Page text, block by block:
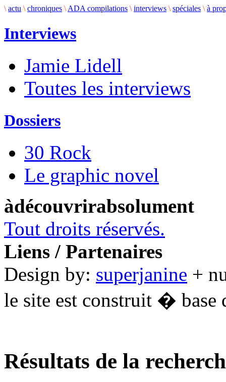
\ actu \ chroniques \ ADA compilations \ interviews \ spéciales \ à
Interviews
Jamie Lidell
Toutes les interviews
Dossiers
30 Rock
Le graphic novel
àdécouvrirabsolument
Tout droits réservés.
Liens / Partenaires
Design by: superjanine +
le site est construit � base
Résultats de la